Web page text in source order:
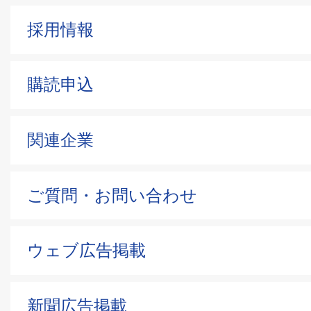
採用情報
購読申込
関連企業
ご質問・お問い合わせ
ウェブ広告掲載
新聞広告掲載